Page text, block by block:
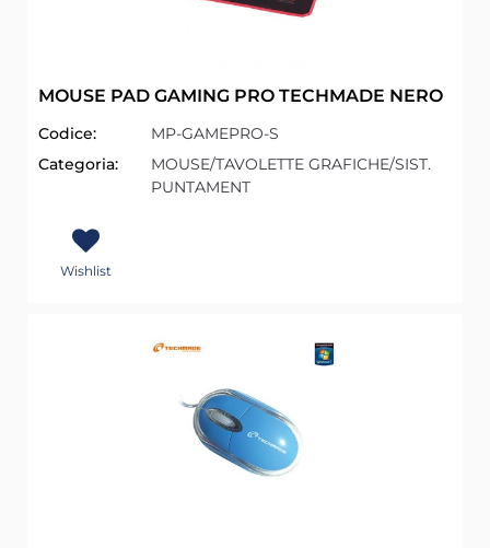
MOUSE PAD GAMING PRO TECHMADE NERO
Codice:
MP-GAMEPRO-S
Categoria:
MOUSE/TAVOLETTE GRAFICHE/SIST.
PUNTAMENT
Wishlist